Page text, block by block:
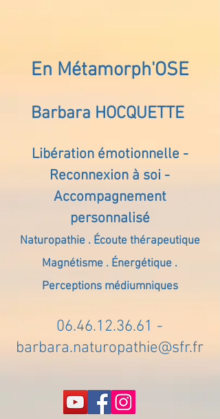
En Métamorph'OSE
Barbara HOCQUETTE
Libération émotionnelle -
Reconnexion à soi -
Accompagnement
personnalisé
Naturopathie . Écoute thérapeutique
Magnétisme . Énergétique .
Perceptions médiumniques
06.46.12.36.61 -
barbara.naturopathie@sfr.fr